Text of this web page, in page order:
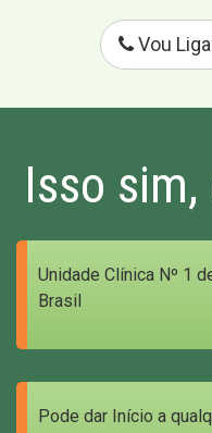
Vou
Isso sim,
Unidade Clínica Nº 1
Brasil
Pode dar Início a